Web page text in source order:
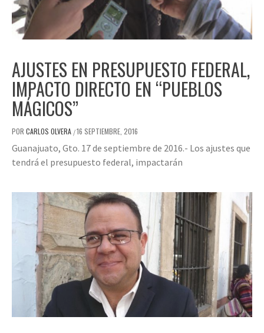
AJUSTES EN PRESUPUESTO FEDERAL,
IMPACTO DIRECTO EN “PUEBLOS
MÁGICOS”
POR CARLOS OLVERA /16 SEPTIEMBRE, 2016
Guanajuato, Gto. 17 de septiembre de 2016.- Los ajustes que
tendrá el presupuesto federal, impactarán